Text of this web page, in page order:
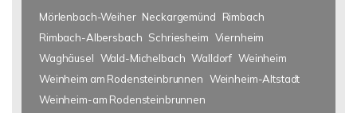
Mörlenbach-Weiher Neckargemünd
Rimbach
Rimbach-Albersbach Schriesheim Viernheim
Waghäusel Wald-Michelbach Walldorf Weinheim
Weinheim am Rodensteinbrunnen Weinheim-Altstadt
Weinheim-am Rodensteinbrunnen